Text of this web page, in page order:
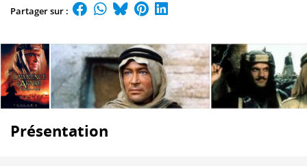
Partager sur :
Présentation